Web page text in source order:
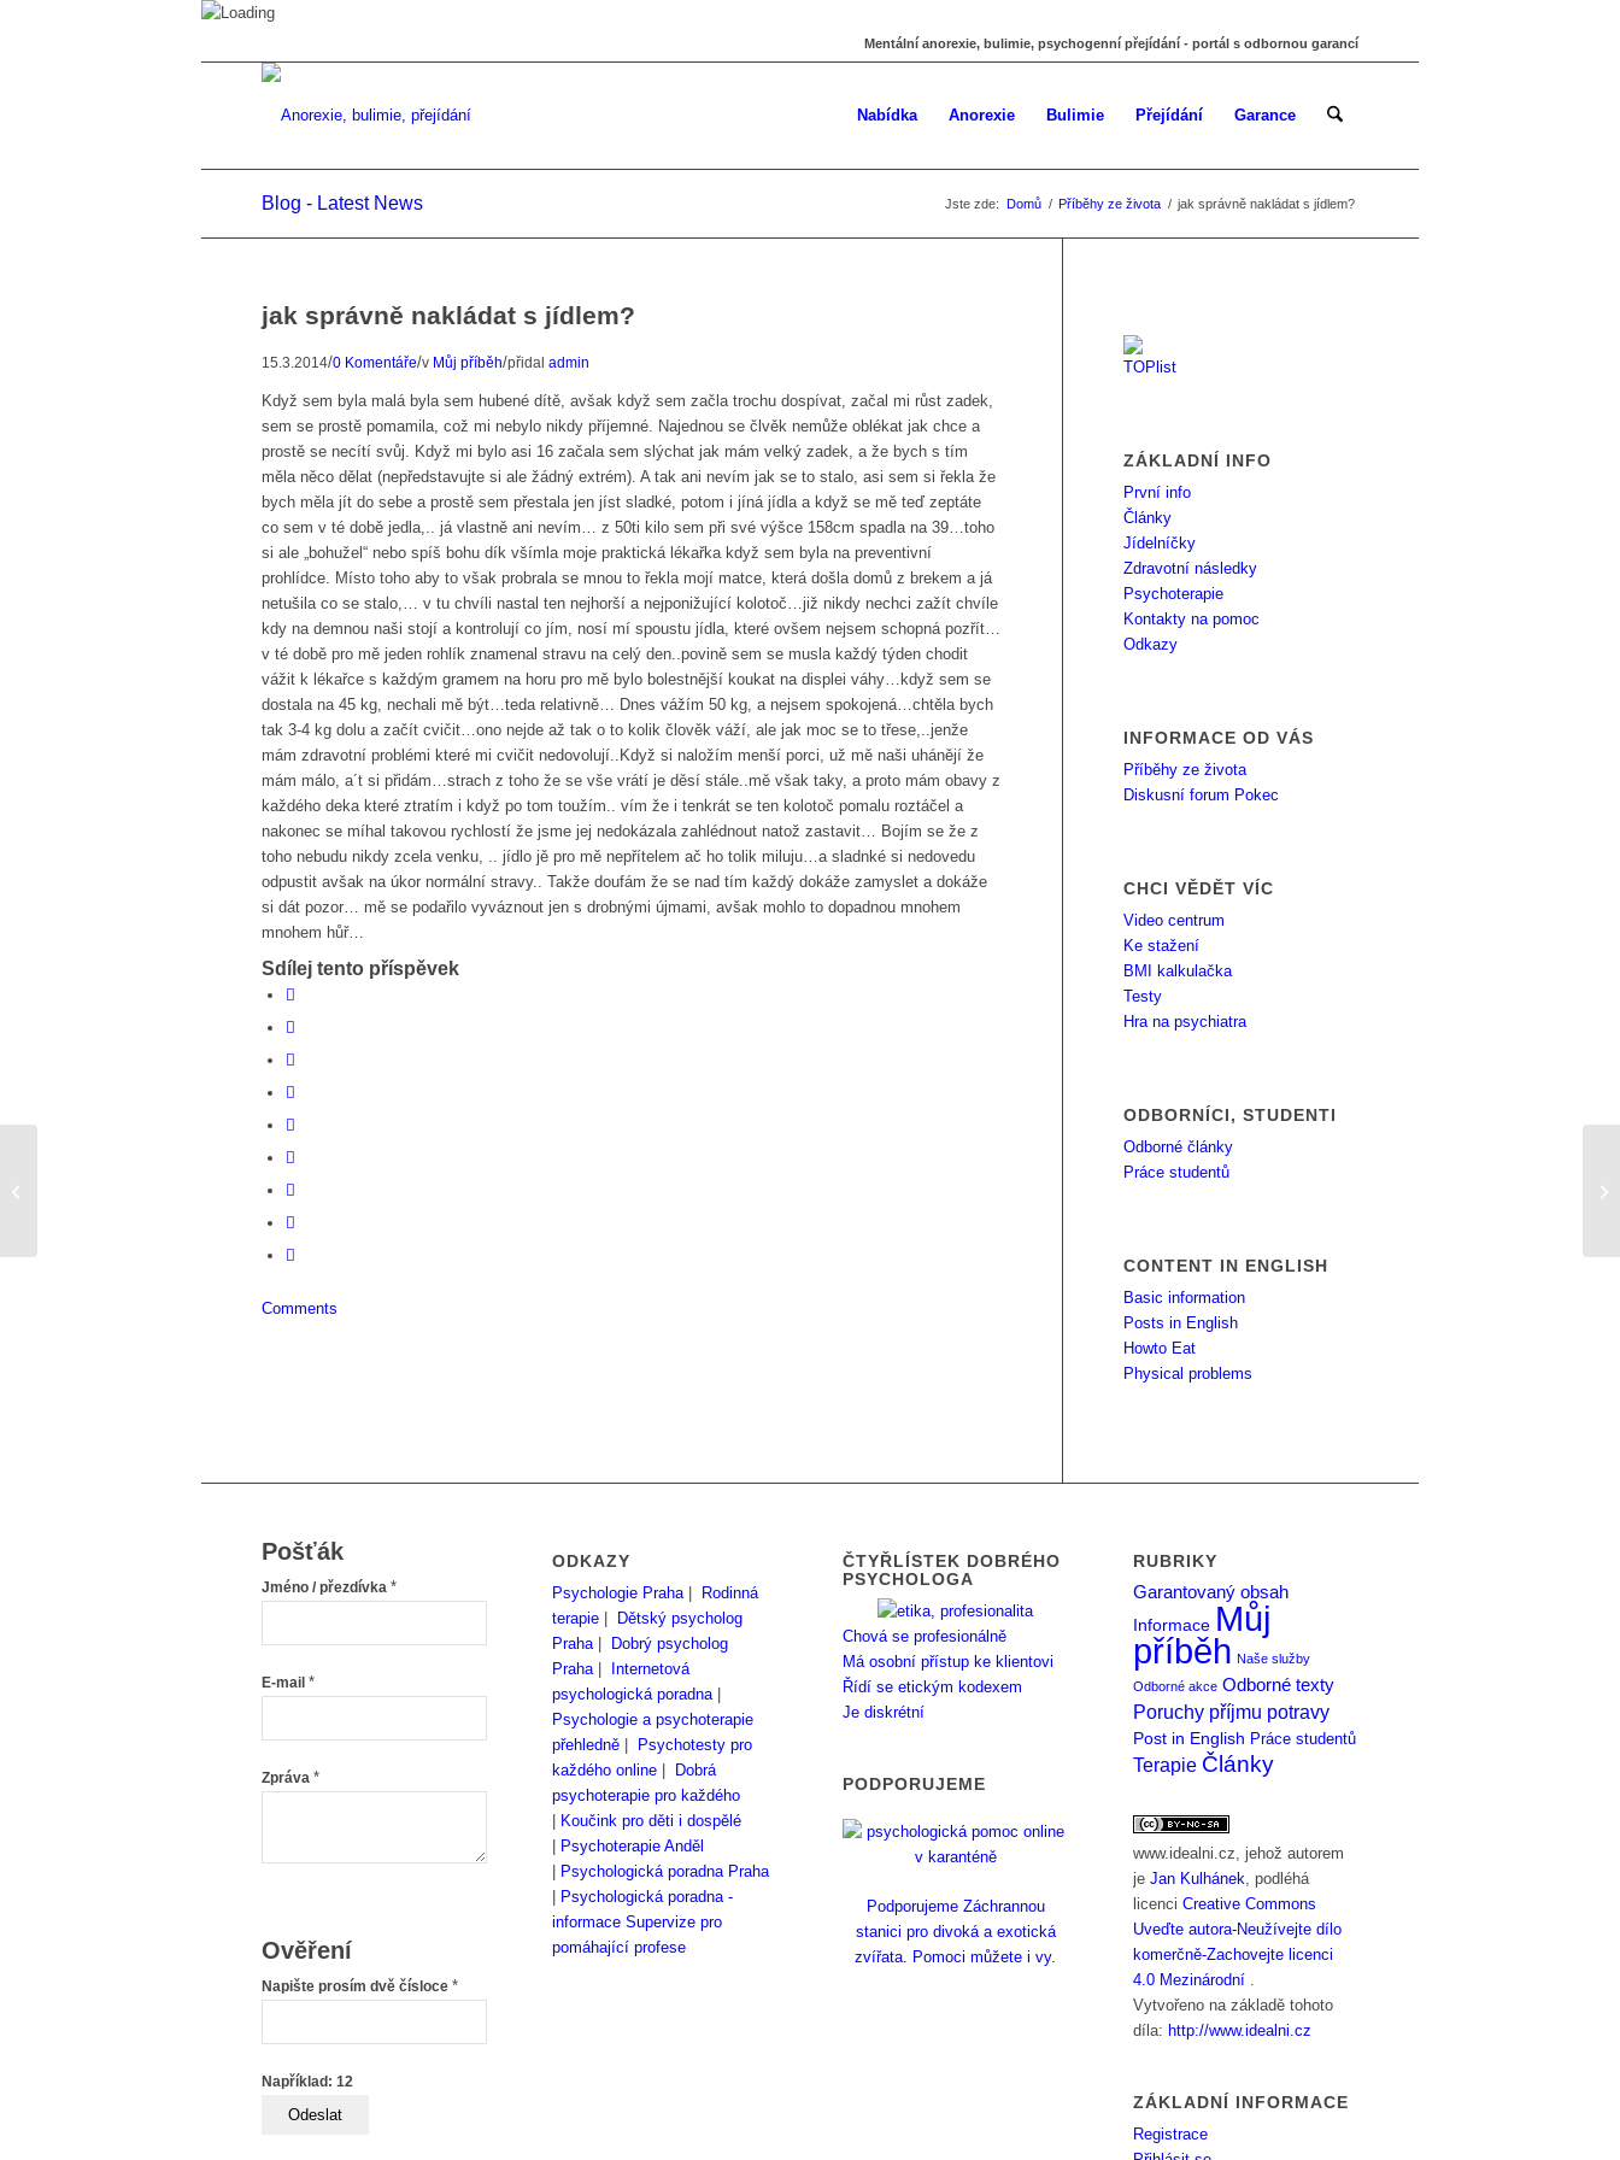
Mentální anorexie, bulimie, psychogenní přejídání - portál s odbornou garancí
Nabídka Anorexie Bulimie Přejídání Garance
Blog - Latest News Jste zde: Domů / Příběhy ze života / jak správně nakládat s jídlem?
jak správně nakládat s jídlem?
15.3.2014/0 Komentáře/v Můj příběh/přidal admin
Když sem byla malá byla sem hubené dítě, avšak když sem začla trochu dospívat, začal mi růst zadek,
sem se prostě pomamila, což mi nebylo nikdy příjemné. Najednou se člvěk nemůže oblékat jak chce a
prostě se necítí svůj. Když mi bylo asi 16 začala sem slýchat jak mám velký zadek, a že bych s tím
měla něco dělat (nepředstavujte si ale žádný extrém). A tak ani nevím jak se to stalo, asi sem si řekla že
bych měla jít do sebe a prostě sem přestala jen jíst sladké, potom i jíná jídla a když se mě teď zeptáte
co sem v té době jedla,.. já vlastně ani nevím… z 50ti kilo sem při své výšce 158cm spadla na 39…toho
si ale „bohužel“ nebo spíš bohu dík všímla moje praktická lékařka když sem byla na preventivní
prohlídce. Místo toho aby to však probrala se mnou to řekla mojí matce, která došla domů z brekem a já
netušila co se stalo,… v tu chvíli nastal ten nejhorší a nejponižující kolotoč…již nikdy nechci zažít chvíle
kdy na demnou naši stojí a kontrolují co jím, nosí mí spoustu jídla, které ovšem nejsem schopná pozřít…
v té době pro mě jeden rohlík znamenal stravu na celý den..povině sem se musla každý týden chodit
vážit k lékařce s každým gramem na horu pro mě bylo bolestnější koukat na displei váhy…když sem se
dostala na 45 kg, nechali mě být…teda relativně… Dnes vážím 50 kg, a nejsem spokojená…chtěla bych
tak 3-4 kg dolu a začít cvičit…ono nejde až tak o to kolik člověk váží, ale jak moc se to třese,..jenže
mám zdravotní problémi které mi cvičit nedovolují..Když si naložím menší porci, už mě naši uhánějí že
mám málo, a´t si přidám…strach z toho že se vše vrátí je děsí stále..mě však taky, a proto mám obavy z
každého deka které ztratím i když po tom toužím.. vím že i tenkrát se ten kolotoč pomalu roztáčel a
nakonec se míhal takovou rychlostí že jsme jej nedokázala zahlédnout natož zastavit… Bojím se že z
toho nebudu nikdy zcela venku, .. jídlo jě pro mě nepřítelem ač ho tolik miluju…a sladnké si nedovedu
odpustit avšak na úkor normální stravy.. Takže doufám že se nad tím každý dokáže zamyslet a dokáže
si dát pozor… mě se podařilo vyváznout jen s drobnými újmami, avšak mohlo to dopadnou mnohem
mnohem hůř…
Sdílej tento příspěvek
Comments
ZÁKLADNÍ INFO
První info
Články
Jídelníčky
Zdravotní následky
Psychoterapie
Kontakty na pomoc
Odkazy
INFORMACE OD VÁS
Příběhy ze života
Diskusní forum Pokec
CHCI VĚDĚT VÍC
Video centrum
Ke stažení
BMI kalkulačka
Testy
Hra na psychiatra
ODBORNÍCI, STUDENTI
Odborné články
Práce studentů
CONTENT IN ENGLISH
Basic information
Posts in English
Howto Eat
Physical problems
Pošťák
Jméno / přezdívka *
E-mail *
Zpráva *
Ověření
Napište prosím dvě čísloce *
Například: 12
ODKAZY
Psychologie Praha|
Rodinná
terapie
Dětský psycholog
Praha|
Dobrý psycholog
Praha|
Internetová
psychologická poradna|
Psychologie a psychoterapie
přehledně
Psychotesty pro
každého online
Dobrá
psychoterapie pro každého
Koučink pro děti i dospělé
Psychoterapie Anděl
Psychologická poradna Praha
Psychologická poradna -
informace Supervize pro
pomáhající profese
ČTYŘLÍSTEK DOBRÉHO
PSYCHOLOGA
Chová se profesionálně
Má osobní přístup ke klientovi
Řídí se etickým kodexem
Je diskrétní
PODPORUJEME
Podporujeme Záchrannou
stanici pro divoká a exotická
zvířata. Pomoci můžete i vy.
RUBRIKY
Garantovaný obsah
Informace Můj
příběh Naše služby
Odborné akce Odborné texty
Poruchy příjmu potravy
Post in English Práce studentů
Terapie Články
www.idealni.cz, jehož autorem
jeJan Kulhánek, podléhá
licenciCreative Commons
Uveďte autora-Neužívejte dílo
komerčně-Zachovejte licenci
4.0 Mezinárodní .
Vytvořeno na základě tohoto
díla: http://www.idealni.cz
ZÁKLADNÍ INFORMACE
Registrace